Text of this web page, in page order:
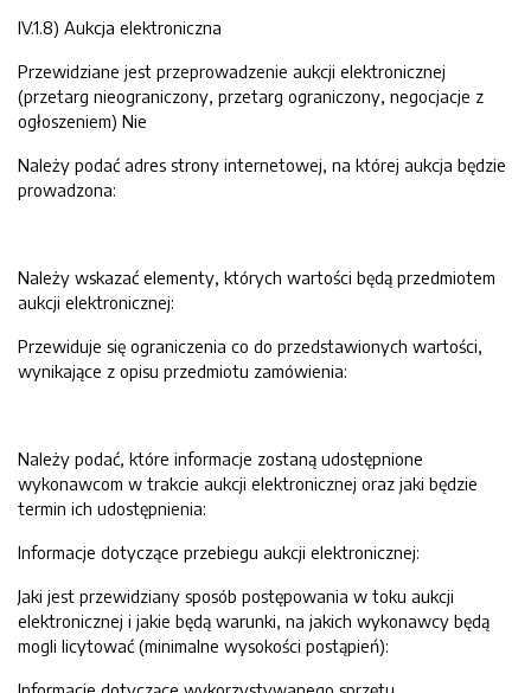
IV.1.8) Aukcja elektroniczna
Przewidziane jest przeprowadzenie aukcji elektronicznej
(przetarg nieograniczony, przetarg ograniczony, negocjacje z
ogłoszeniem) Nie
Należy podać adres strony internetowej, na której aukcja będzie
prowadzona:
Należy wskazać elementy, których wartości będą przedmiotem
aukcji elektronicznej:
Przewiduje się ograniczenia co do przedstawionych wartości,
wynikające z opisu przedmiotu zamówienia:
Należy podać, które informacje zostaną udostępnione
wykonawcom w trakcie aukcji elektronicznej oraz jaki będzie
termin ich udostępnienia:
Informacje dotyczące przebiegu aukcji elektronicznej:
Jaki jest przewidziany sposób postępowania w toku aukcji
elektronicznej i jakie będą warunki, na jakich wykonawcy będą
mogli licytować (minimalne wysokości postąpień):